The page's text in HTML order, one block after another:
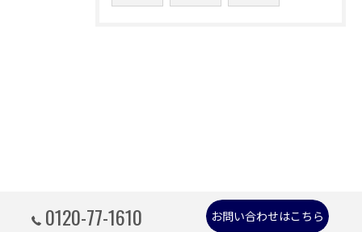
0120-77-1610 お問い合わせはこちら